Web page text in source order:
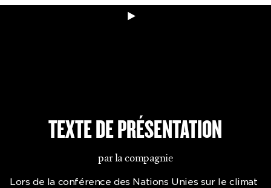
TEXTE DE PRÉSENTATION
par la compagnie
Lors de la conférence des Nations Unies sur le climat